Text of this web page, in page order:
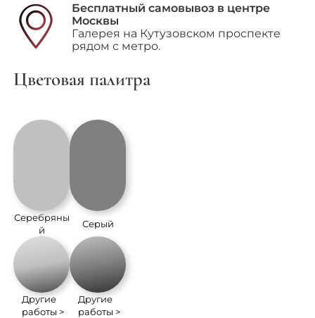
Бесплатный самовывоз в центре
Москвы
Галерея на Кутузовском проспекте
рядом с метро.
Цветовая палитра
Серебряны
й
Другие
работы >
Серый
Другие
работы >